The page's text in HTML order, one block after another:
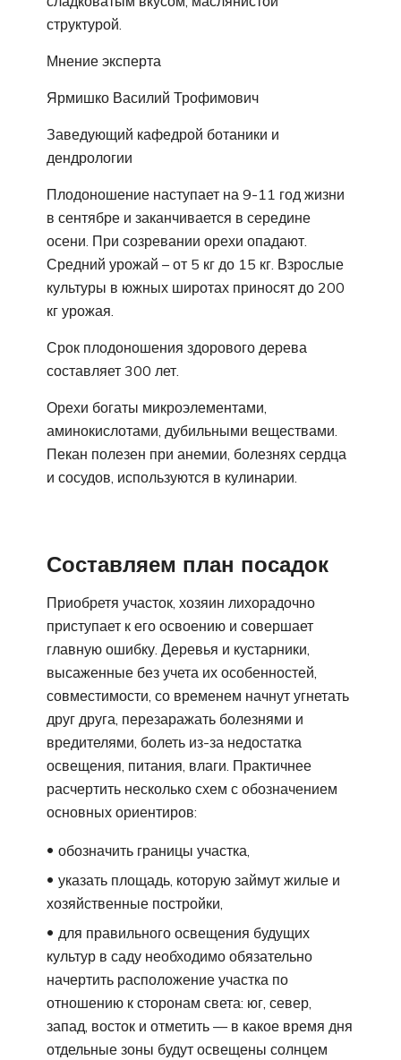
структурой.
Мнение эксперта
Ярмишко Василий Трофимович
Заведующий кафедрой ботаники и
дендрологии
Плодоношение наступает на 9-11 год жизни
в сентябре и заканчивается в середине
осени. При созревании орехи опадают.
Средний урожай – от 5 кг до 15 кг. Взрослые
культуры в южных широтах приносят до 200
кг урожая.
Срок плодоношения здорового дерева
составляет 300 лет.
Орехи богаты микроэлементами,
аминокислотами, дубильными веществами.
Пекан полезен при анемии, болезнях сердца
и сосудов, используются в кулинарии.
Составляем план посадок
Приобретя участок, хозяин лихорадочно
приступает к его освоению и совершает
главную ошибку. Деревья и кустарники,
высаженные без учета их особенностей,
совместимости, со временем начнут угнетать
друг друга, перезаражать болезнями и
вредителями, болеть из-за недостатка
освещения, питания, влаги. Практичнее
расчертить несколько схем с обозначением
основных ориентиров:
обозначить границы участка,
указать площадь, которую займут жилые и
хозяйственные постройки,
для правильного освещения будущих
культур в саду необходимо обязательно
начертить расположение участка по
отношению к сторонам света: юг, север,
запад, восток и отметить — в какое время дня
отдельные зоны будут освещены солнцем